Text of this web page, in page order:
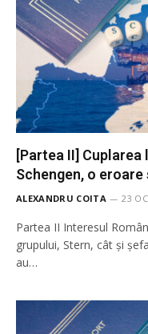
[Partea II]
Schengen, o
ALEXANDRU COITA 23
Partea II Interesul
grupului, Stern, cât și
au…